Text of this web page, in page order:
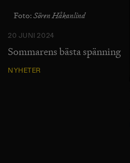
Foto:Sören Håkanlind
20 JUNI 2024
Sommarens bästa spänning
NYHETER